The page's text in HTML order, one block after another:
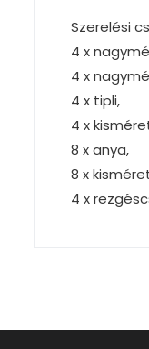
Szerelési
4 x
4 x
4 x tipli,
4 x
8 x anya,
8 x
4 x